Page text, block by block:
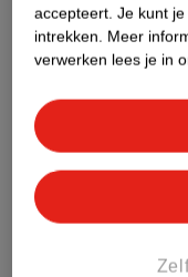
Etiketinformatie
Nature Impact
accepteert. Je kunt
intrekken. Meer
verwerken lees je in